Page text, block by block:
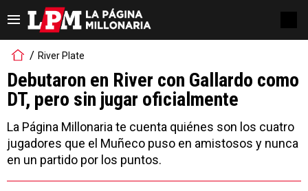
River Plate
Debutaron en River con Gallardo como
DT, pero sin jugar oficialmente
La Página Millonaria te cuenta quiénes son los cuatro
jugadores que el Muñeco puso en amistosos y nunca
en un partido por los puntos.